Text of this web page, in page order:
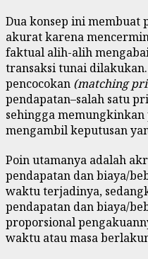
Dua konsep ini membuat
akurat karena
faktual alih-alih
transaksi tunai
pencocokan (matching
pendapatan–salah satu
sehingga
mengambil keputusan
Poin utamanya adalah
pendapatan dan biaya/
waktu terjadinya,
pendapatan dan biaya/
proporsional
waktu atau masa